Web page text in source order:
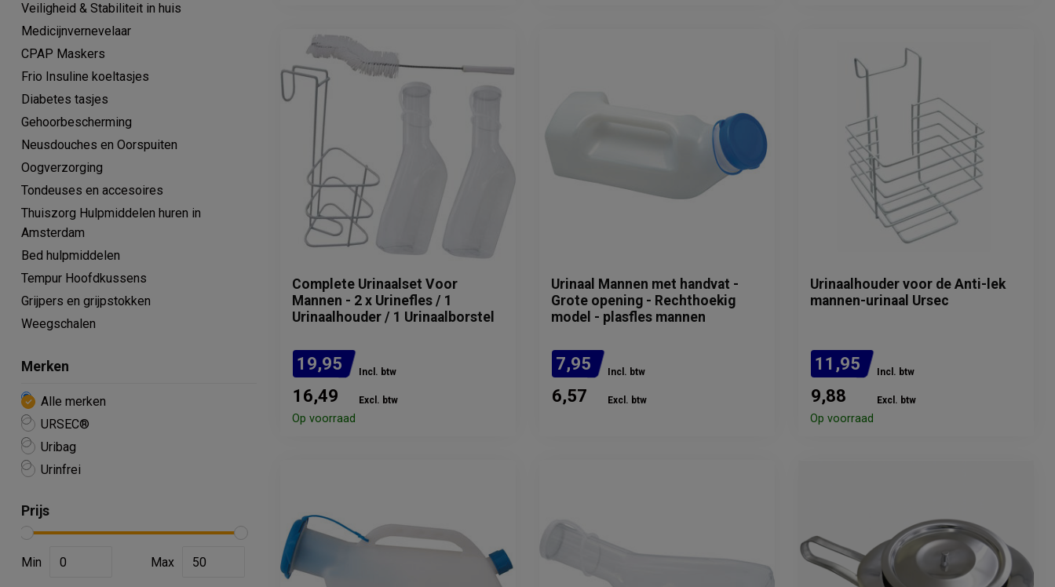
Veiligheid & Stabiliteit in huis
Medicijnvernevelaar
CPAP Maskers
Frio Insuline koeltasjes
Diabetes tasjes
Gehoorbescherming
Neusdouches en Oorspuiten
Oogverzorging
Tondeuses en accesoires
Thuiszorg Hulpmiddelen huren in
Amsterdam
Bed hulpmiddelen
Tempur Hoofdkussens
Grijpers en grijpstokken
Weegschalen
Merken
Alle merken
URSEC®
Uribag
Urinfrei
Prijs
Min Max
Complete Urinaalset Voor
Mannen - 2 x Urinefles / 1
Urinaalhouder / 1 Urinaalborstel
19,95 Incl. btw
16,49 Excl. btw
Op voorraad
Urinaal Mannen met handvat -
Grote opening - Rechthoekig
model - plasfles mannen
7,95 Incl. btw
6,57 Excl. btw
Urinaalhouder voor de Anti-lek
mannen-urinaal Ursec
11,95 Incl. btw
9,88 Excl. btw
Op voorraad